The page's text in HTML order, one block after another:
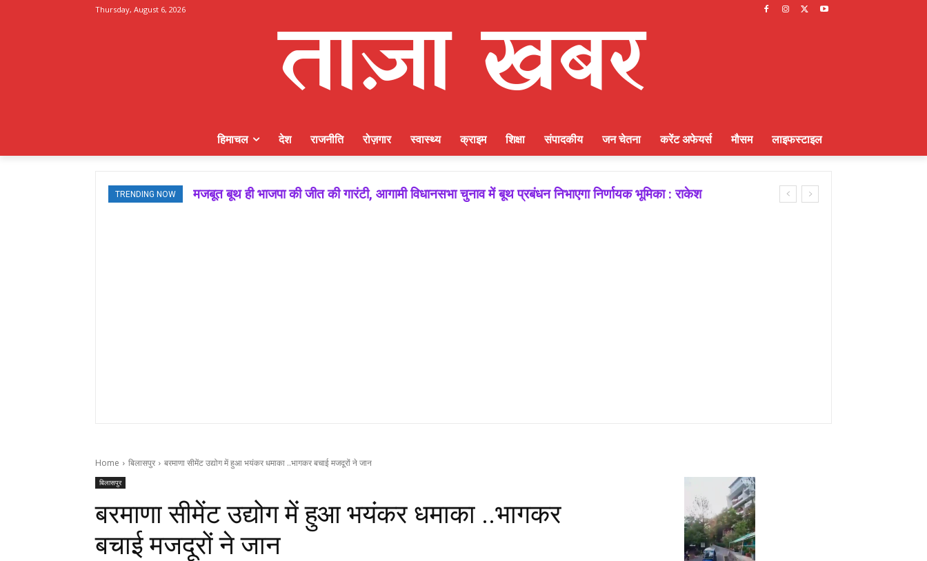
Thursday, August 6, 2026
हिमाचल देश राजनीति रोज़गार स्वास्थ्य क्राइम शिक्षा संपादकीय जन चेतना करेंट अफेयर्स मौसम लाइफस्टाइल
TRENDING NOW
मजबूत बूथ ही भाजपा की जीत की गारंटी, आगामी विधानसभा चुनाव में बूथ प्रबंधन निभाएगा निर्णायक भूमिका : राकेश
Home बिलासपुर बरमाणा सीमेंट उद्योग में हुआ भयंकर धमाका ..भागकर बचाई मजदूरों ने जान
बिलासपुर
बरमाणा सीमेंट उद्योग में हुआ भयंकर धमाका ..भागकर
बचाई मजदूरों ने जान